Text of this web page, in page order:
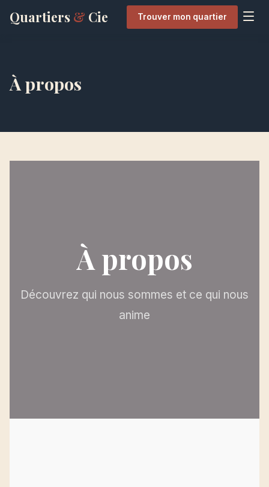
Quartiers & Cie Trouver mon quartier
À propos
À propos
Découvrez qui nous sommes et ce qui nous
anime